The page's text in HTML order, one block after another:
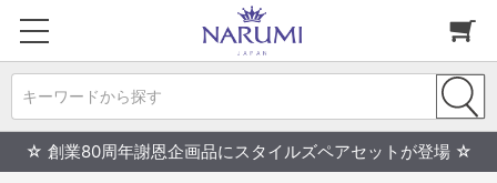
キーワードから探す
☆ 創業80周年謝恩企画品にスタイルズペアセットが登場 ☆